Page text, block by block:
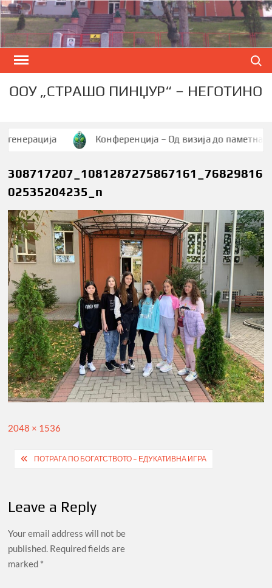
Skip
to
content
ООУ „СТРАШО ПИНЏУР“ – НЕГОТИНО
Конференција – Од визија до паметна
308717207_1081287275867161_76829816
02535204235_n
Full
2048 × 1536
PostПОТРАГА ПО БОГАТСТВОТО – ЕДУКАТИВНА ИГРА
Leave a Reply
Your email address will not be
published. Required fields are
marked *